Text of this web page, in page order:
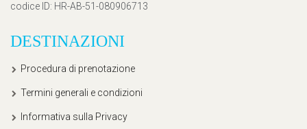
codice ID: HR-AB-51-080906713
DESTINAZIONI
Procedura di prenotazione
Termini generali e condizioni
Informativa sulla Privacy